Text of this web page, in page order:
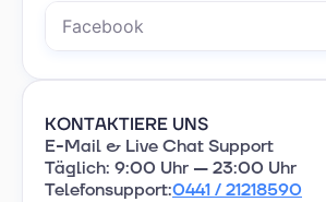
Facebook
KOEARKANMSM HEI
E-Mail & Live Chat Support
Täglich: 9:00 Uhr — 23:00 Uhr
Telefonsupport:0441 / 21218590